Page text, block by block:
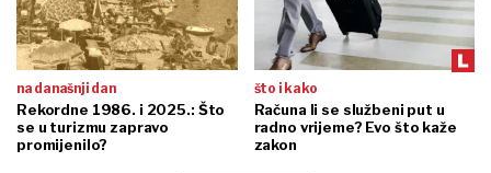
na današnji dan
Rekordne 1986. i 2025.: Što
se u turizmu zapravo
promijenilo?
što i kako
Računa li se službeni put u
radno vrijeme? Evo što kaže
zakon